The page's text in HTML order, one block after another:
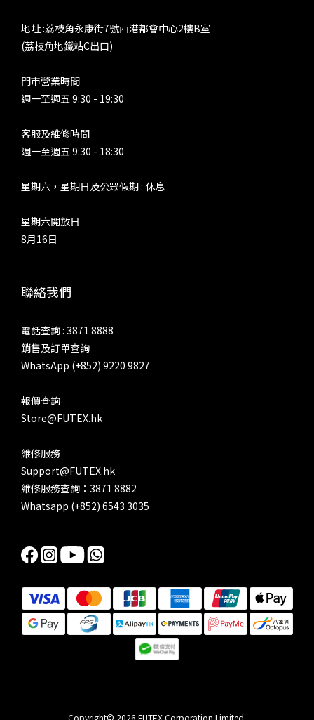
地址 :荔枝角永康街7號西港都會中心2樓B室
(荔枝角地鐵站C出口)
門市營業時間
週一至週五 9:30 - 19:30
客服及維修時間
週一至週五 9:30 - 18:30
星期六，星期日及公眾假期 : 休息
星期六開放日
8月16日
聯絡我們
電話查詢 : 3871 8888
銷售及訂單查詢
WhatsApp (+852) 9220 9827
報價查詢
Store@FUTEX.hk
維修服務
Support@FUTEX.hk
維修服務查詢：3871 8882
Whatsapp (+852) 6543 3035